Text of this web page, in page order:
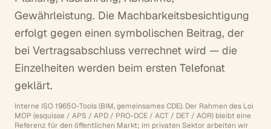
Gewährleistung. Die Machbarkeitsbesichtigung
erfolgt gegen einen symbolischen Beitrag, der
bei Vertragsabschluss verrechnet wird — die
Einzelheiten werden beim ersten Telefonat
geklärt.
Interne ISO 19650-Tools (BIM, gemeinsames CDE). Der Rahmen des Loi
MOP (esquisse / APS / APD / PRO-DCE / ACT / DET / AOR) bleibt eine
Referenz für den öffentlichen Markt; im privaten Sektor arbeiten wir